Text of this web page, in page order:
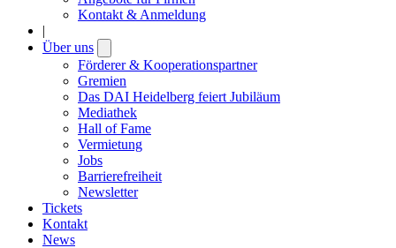
Kontakt & Anmeldung
|
Über uns
submenu
Förderer & Kooperationspartner
Gremien
Das DAI Heidelberg feiert Jubiläum
Mediathek
Hall of Fame
Vermietung
Jobs
Barrierefreiheit
Newsletter
Tickets
Kontakt
News